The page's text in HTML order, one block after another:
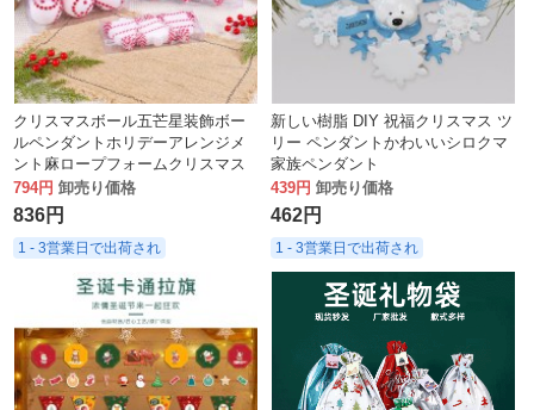
クリスマスボール五芒星装飾ボー
ルペンダントホリデーアレンジメ
ント麻ロープフォームクリスマス
ツリー小さなペンダントボックス
794円 卸売り価格
836円
1 - 3営業日で出荷され
新しい樹脂 DIY 祝福クリスマス ツ
リー ペンダントかわいいシロクマ
家族ペンダント
439円 卸売り価格
462円
1 - 3営業日で出荷され